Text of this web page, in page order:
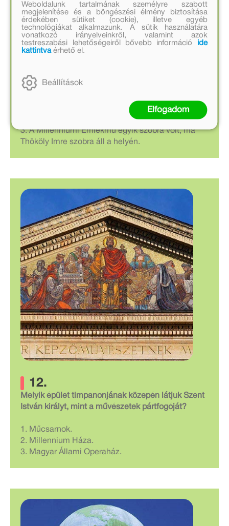
Mária Terézia szobra ma Gödöllőn, a Grassalkovich
Kastély parkjában látható. Hol állt eredetileg?
2. A Vigadó előtt, a szökőkút helyén.
3. A Millenniumi Emlékmű egyik szobra volt, ma
Thököly Imre szobra áll a helyén.
12.
Melyik épület timpanonjának közepén látjuk Szent
István királyt, mint a művészetek pártfogóját?
1. Műcsarnok.
2. Millennium Háza.
3. Magyar Állami Operaház.
Weboldalunk tartalmának személyre szabott
megjelenítése és a böngészési élmény biztosítása
érdekében sütiket (cookie), illetve egyéb
technológiákat alkalmazunk. A sütik használatára
vonatkozó irányelveinkről, valamint azok
testreszabási lehetőségeiről bővebb információ
ide
kattintvaérhető el.
Beállítások
Elfogadom